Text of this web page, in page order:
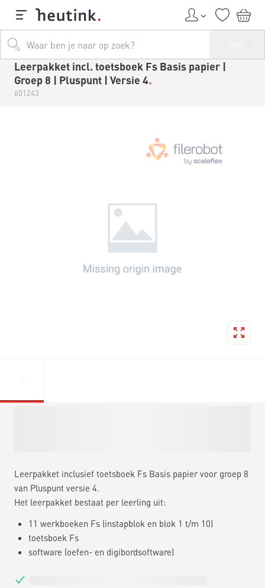
Leerpakket incl. toetsboek Fs Basis papier |
Groep 8 | Pluspunt | Versie 4
601243
Leerpakket inclusief toetsboek Fs Basis papier voor groep 8
van Pluspunt versie 4.
Het leerpakket bestaat per leerling uit:
11 werkboeken Fs (instapblok en blok 1 t/m 10)
toetsboek Fs
software (oefen- en digibordsoftware)